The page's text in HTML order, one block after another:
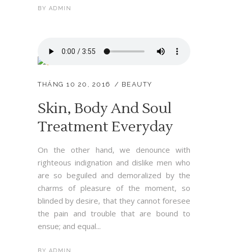
BY ADMIN
THÁNG 10 20, 2016 BEAUTY
Skin, Body And Soul
Treatment Everyday
On the other hand, we denounce with
righteous indignation and dislike men who
are so beguiled and demoralized by the
charms of pleasure of the moment, so
blinded by desire, that they cannot foresee
the pain and trouble that are bound to
ensue; and equal...